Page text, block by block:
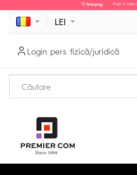
LEI
Login pers fizică/juridică